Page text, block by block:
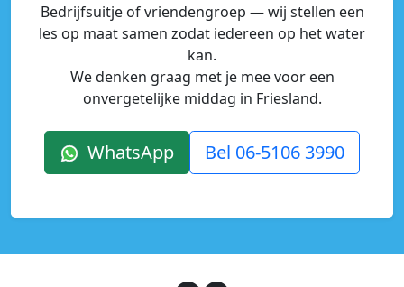
Bedrijfsuitje of vriendengroep — wij stellen een
les op maat samen zodat iedereen op het water
kan.
We denken graag met je mee voor een
onvergetelijke middag in Friesland.
WhatsApp Bel 06-5106 3990